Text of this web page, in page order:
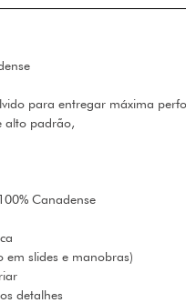
para entregar máxima
alto padrão,
Canadense
em slides e manobras)
detalhes